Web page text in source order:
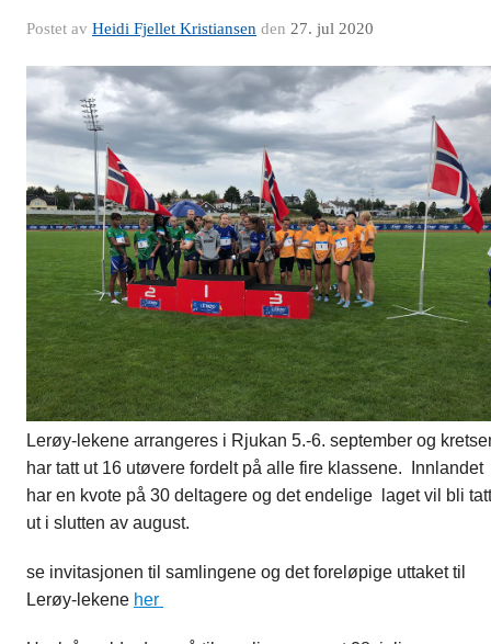
Postet av Heidi Fjellet Kristiansen den 27. jul 2020
Lerøy-lekene arrangeres i Rjukan 5.-6. september og
har tatt ut 16 utøvere fordelt på alle fire klassene. Innlandet
har en kvote på 30 deltagere og det endelige laget vil bli tatt
ut i slutten av august.
se invitasjonen til samlingene og det foreløpige uttaket til
Lerøy-lekene her